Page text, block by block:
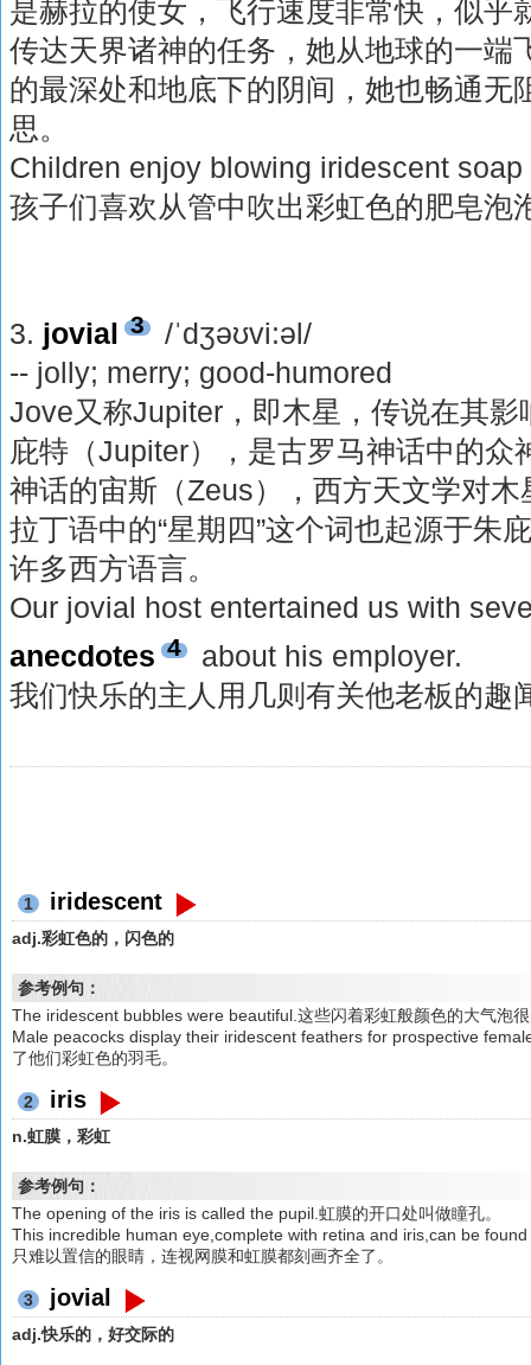
是赫拉的使女，飞行速度非常快，似乎
传达天界诸神的任务，她从地球的一端
的最深处和地底下的阴间，她也畅通无
思。
Children enjoy blowing iridescent
孩子们喜欢从管中吹出彩虹色的肥皂泡
3. jovial 3
/ˈdʒəʊvi:əl/
-- jolly; merry; good-humored
Jove又称Jupiter，即木星，传说在其
庇特（Jupiter），是古罗马神话中的众
神话的宙斯（Ζeus），西方天文学对
拉丁语中的“星期四”这个词也起源于朱
许多西方语言。
Our jovial host entertained us with
anecdotes 4
about his employer.
我们快乐的主人用几则有关他老板的趣
1 iridescent
adj.彩虹色的，闪色的
参考例句：
The iridescent bubbles were beautiful.这些闪着彩虹般颜色的大气泡
Male peacocks display their iridescent feathers for prospective
了他们彩虹色的羽毛。
2 iris
n.虹膜，彩虹
参考例句：
The opening of the iris is called the pupil.虹膜的开口处叫做瞳孔。
This incredible human eye,complete with retina and iris,can be
只难以置信的眼睛，连视网膜和虹膜都刻画齐全了。
3 jovial
adj.快乐的，好交际的